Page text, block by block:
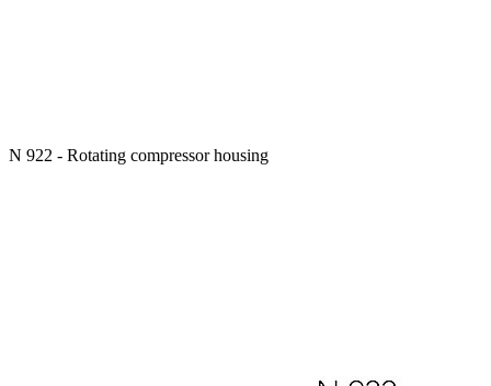
N 922 - Rotating compressor housing